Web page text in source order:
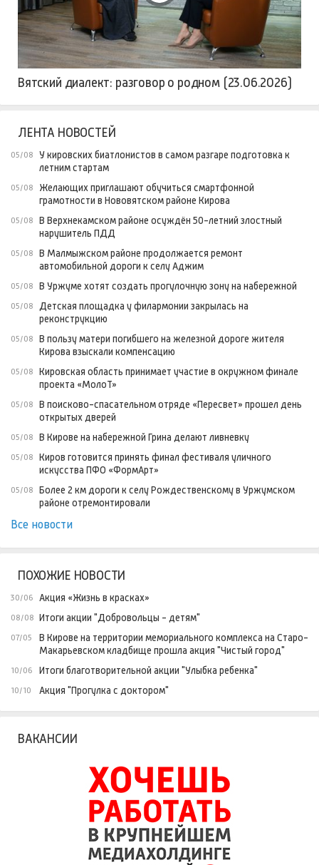
Вятский диалект: разговор о родном (23.06.2026)
ЛЕНТА НОВОСТЕЙ
05/08
У кировских биатлонистов в самом разгаре подготовка к
летним стартам
05/08
Желающих приглашают обучиться смартфонной
грамотности в Нововятском районе Кирова
05/08
В Верхнекамском районе осуждён 50-летний злостный
нарушитель ПДД
05/08
В Малмыжском районе продолжается ремонт
автомобильной дороги к селу Аджим
05/08 В Уржуме хотят создать прогулочную зону на набережной
05/08
Детская площадка у филармонии закрылась на
реконструкцию
05/08
В пользу матери погибшего на железной дороге жителя
Кирова взыскали компенсацию
05/08
Кировская область принимает участие в окружном финале
проекта «МолоТ»
05/08
В поисково-спасательном отряде «Пересвет» прошел день
открытых дверей
05/08 В Кирове на набережной Грина делают ливневку
05/08
Киров готовится принять финал фестиваля уличного
искусства ПФО «ФормАрт»
05/08
Более 2 км дороги к селу Рождественскому в Уржумском
районе отремонтировали
Все новости
ПОХОЖИЕ НОВОСТИ
30/06 Акция «Жизнь в красках»
08/08 Итоги акции "Добровольцы - детям"
07/05
В Кирове на территории мемориального комплекса на Старо-
Макарьевском кладбище прошла акция "Чистый город"
10/06 Итоги благотворительной акции "Улыбка ребенка"
10/10 Акция "Прогулка с доктором"
ВАКАНСИИ